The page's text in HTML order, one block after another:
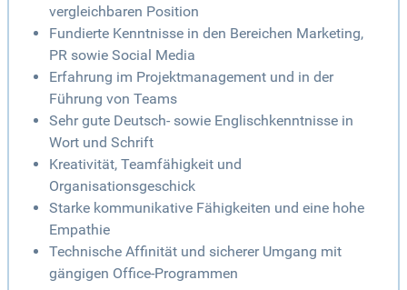
vergleichbaren Position
Fundierte Kenntnisse in den Bereichen Marketing,
PR sowie Social Media
Erfahrung im Projektmanagement und in der
Führung von Teams
Sehr gute Deutsch- sowie Englischkenntnisse in
Wort und Schrift
Kreativität, Teamfähigkeit und
Organisationsgeschick
Starke kommunikative Fähigkeiten und eine hohe
Empathie
Technische Affinität und sicherer Umgang mit
gängigen Office-Programmen